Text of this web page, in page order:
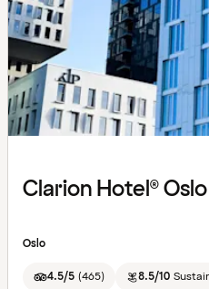
Clarion Hotel® Oslo
Oslo
4.5/5 (465) 8.5/10